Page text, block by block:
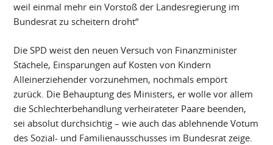
weil einmal mehr ein Vorstoß der Landesregierung im
Bundesrat zu scheitern droht“
Die SPD weist den neuen Versuch von Finanzminister
Stächele, Einsparungen auf Kosten von Kindern
Alleinerziehender vorzunehmen, nochmals empört
zurück. Die Behauptung des Ministers, er wolle vor allem
die Schlechterbehandlung verheirateter Paare beenden,
sei absolut durchsichtig – wie auch das ablehnende Votum
des Sozial- und Familienausschusses im Bundesrat zeige.